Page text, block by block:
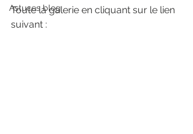
Astuces blog
Toute la galerie en cliquant sur le lien
suivant :